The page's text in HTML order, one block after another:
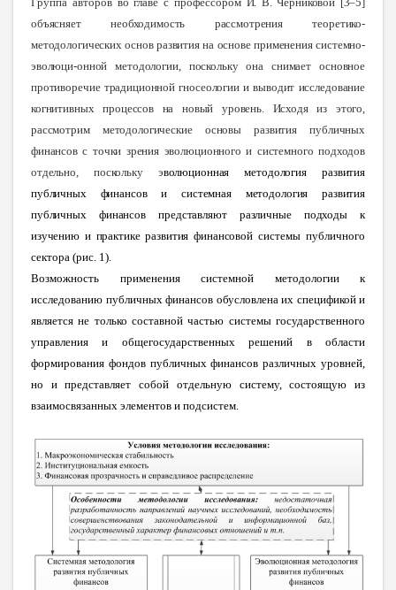
объясняет необходимость рассмотрения теоретико-
методологических основ развития на основе применения системно-
эволюци-онной методологии, поскольку она снимает основное
противоречие традиционной гносеологии и выводит исследование
когнитивных процессов на новый уровень. Исходя из этого,
рассмотрим методологические основы развития публичных
финансов с точки зрения эволюционного и системного подходов
отдельно, поскольку эволюционная методология развития
публичных финансов и системная методология развития
публичных финансов представляют различные подходы к
изучению и практике развития финансовойсистемы публичного
сектора (рис. 1).
Возможность применения системной методологии к
исследованию публичных финансов обусловлена их спецификой и
является не только составной частью системы государственного
управления и общегосударственных решений в области
формирования фондов публичных финансов различных уровней,
но и представляет собой отдельную систему, состоящую из
взаимосвязанных элементов и подсистем.